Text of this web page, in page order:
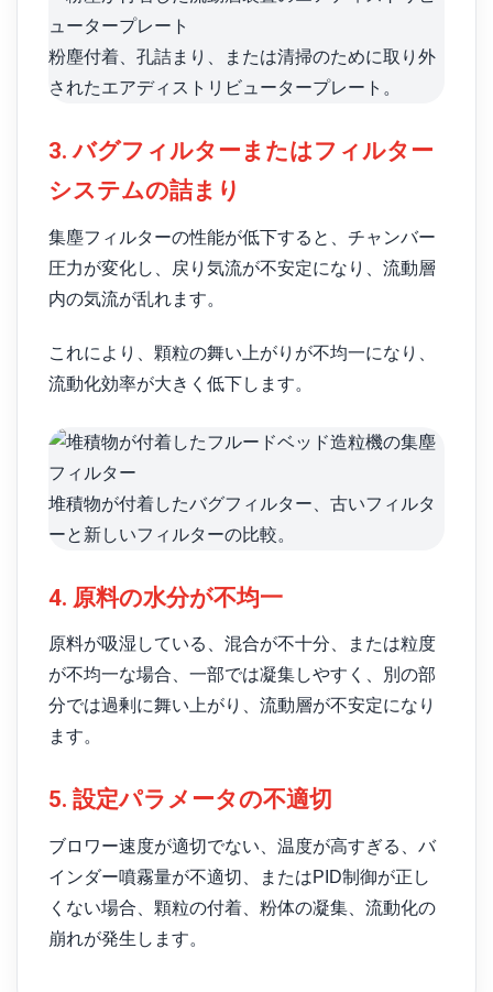
粉塵付着、孔詰まり、または清掃のために取り外
されたエアディストリビュータープレート。
3. バグフィルターまたはフィルター
システムの詰まり
集塵フィルターの性能が低下すると、チャンバー
圧力が変化し、戻り気流が不安定になり、流動層
内の気流が乱れます。
これにより、顆粒の舞い上がりが不均一になり、
流動化効率が大きく低下します。
堆積物が付着したバグフィルター、古いフィルタ
ーと新しいフィルターの比較。
4. 原料の水分が不均一
原料が吸湿している、混合が不十分、または粒度
が不均一な場合、一部では凝集しやすく、別の部
分では過剰に舞い上がり、流動層が不安定になり
ます。
5. 設定パラメータの不適切
ブロワー速度が適切でない、温度が高すぎる、バ
インダー噴霧量が不適切、またはPID制御が正し
くない場合、顆粒の付着、粉体の凝集、流動化の
崩れが発生します。